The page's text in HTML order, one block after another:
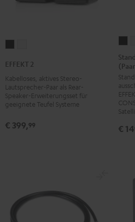
Schwarz
Weiß
EFFEKT 2
Kabelloses, aktives Stereo-
Lautsprecher-Paar als Rear-
Speaker-Erweiterungsset für
geeignete Teufel Systeme
€ 399,99
SP
€